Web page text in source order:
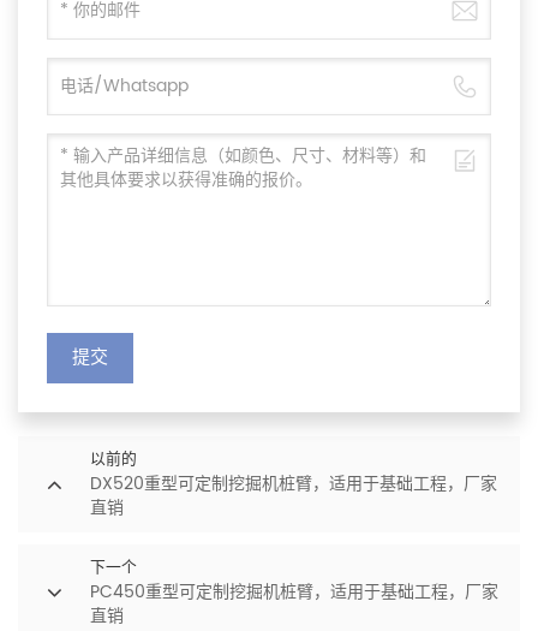
提交
以前的
DX520重型可定制挖掘机桩臂，适用于基础工程，厂家
直销
下一个
PC450重型可定制挖掘机桩臂，适用于基础工程，厂家
直销